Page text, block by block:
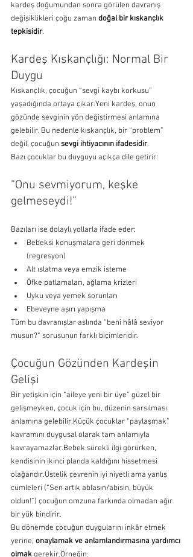
kardeş doğumundan sonra görülen davranış
değişiklikleri çoğu zaman doğal bir kıskançlık
tepkisidir.
Kardeş Kıskançlığı: Normal Bir
Duygu
Kıskançlık, çocuğun “sevgi kaybı korkusu”
yaşadığında ortaya çıkar.Yeni kardeş, onun
gözünde sevginin yön değiştirmesi anlamına
gelebilir. Bu nedenle kıskançlık, bir “problem”
değil, çocuğun sevgi ihtiyacının ifadesidir.
Bazı çocuklar bu duyguyu açıkça dile getirir:
“Onu sevmiyorum, keşke
gelmeseydi!”
Bazıları ise dolaylı yollarla ifade eder:
Bebeksi konuşmalara geri dönmek
(regresyon)
Alt ıslatma veya emzik isteme
Öfke patlamaları, ağlama krizleri
Uyku veya yemek sorunları
Ebeveyne aşırı yapışma
Tüm bu davranışlar aslında “beni hâlâ seviyor
musun?” sorusunun farklı biçimleridir.
Çocuğun Gözünden Kardeşin
Gelişi
Bir yetişkin için “aileye yeni bir üye” güzel bir
gelişmeyken, çocuk için bu, düzenin sarsılması
anlamına gelebilir.Küçük çocuklar “paylaşmak”
kavramını duygusal olarak tam anlamıyla
kavrayamazlar.Bebek sürekli ilgi görürken,
kendisinin ikinci planda kaldığını hissetmesi
olağandır.Üstelik çevrenin iyi niyetli ama yanlış
cümleleri (“Sen artık ablasın/abisin, büyük
oldun!”) çocuğun omzuna farkında olmadan ağır
bir yük bindirir.
Bu dönemde çocuğun duygularını inkâr etmek
yerine, onaylamak ve anlamlandırmasına yardımcı
olmak gerekir.Örneğin: